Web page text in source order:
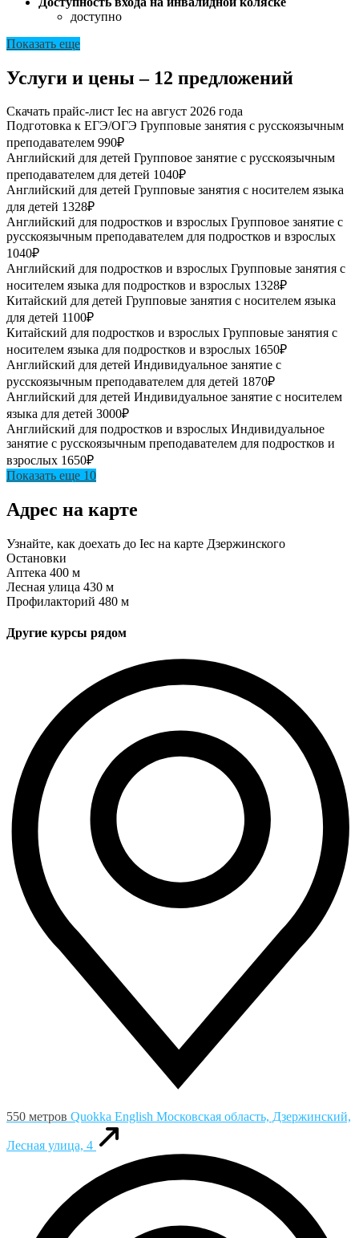
доступно
Показать еще
Услуги и цены – 12 предложений
Скачать прайс-лист Iec на август 2026 года
Подготовка к ЕГЭ/ОГЭ Групповые занятия с русскоязычным
преподавателем 990₽
Английский для детей Групповое занятие с русскоязычным
преподавателем для детей 1040₽
Английский для детей Групповые занятия с носителем языка
для детей 1328₽
Английский для подростков и взрослых Групповое занятие с
русскоязычным преподавателем для подростков и взрослых
1040₽
Английский для подростков и взрослых Групповые занятия с
носителем языка для подростков и взрослых 1328₽
Китайский для детей Групповые занятия с носителем языка
для детей 1100₽
Китайский для подростков и взрослых Групповые занятия с
носителем языка для подростков и взрослых 1650₽
Английский для детей Индивидуальное занятие с
русскоязычным преподавателем для детей 1870₽
Английский для детей Индивидуальное занятие с носителем
языка для детей 3000₽
Английский для подростков и взрослых Индивидуальное
занятие с русскоязычным преподавателем для подростков и
взрослых 1650₽
Показать еще 10
Адрес на карте
Узнайте, как доехать до Iec на карте Дзержинского
Остановки
Аптека 400 м
Лесная улица 430 м
Профилакторий 480 м
Другие курсы рядом
550 метров Quokka English Московская область, Дзержинский,
Лесная улица, 4